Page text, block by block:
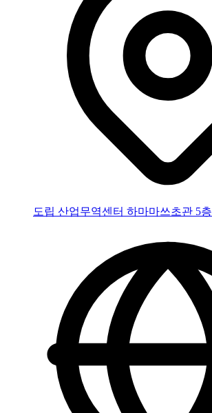
도립 산업무역센터 하마마쓰초관 5층